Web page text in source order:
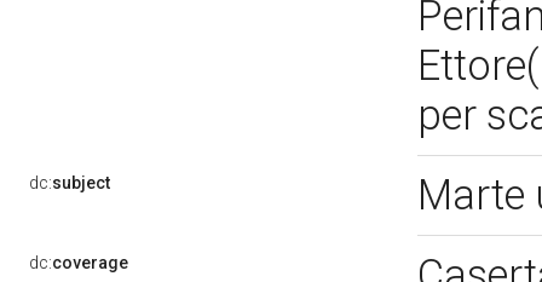
per
dc:subject Marte
dc:coverage